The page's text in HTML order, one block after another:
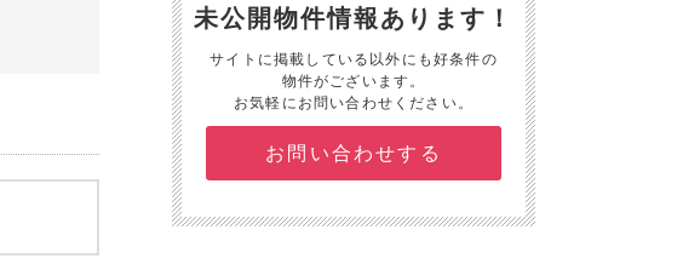
未公開物件情報あります！
サイトに掲載している以外にも好条件の
物件がございます。
お気軽にお問い合わせください。
お問い合わせする